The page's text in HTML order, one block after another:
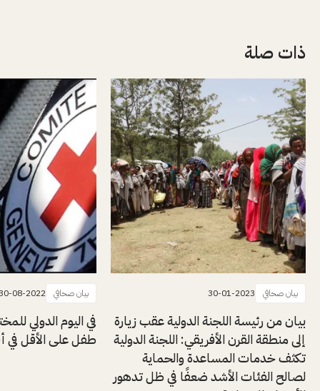
ذات صلة
بيان صحافي 30-01-2023
بيان من رئيسة اللجنة الدولية عقب زيارة
إلى منطقة القرن الأفريقي: اللجنة الدولية
تكثف خدمات المساعدة والحماية
لصالح الفئات الأشد ضعفًا في ظل تدهور
بيان صحافي 08-2022
طفل على الأقل في